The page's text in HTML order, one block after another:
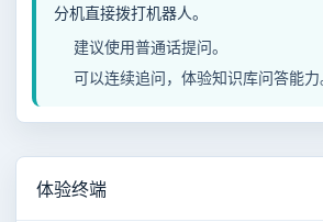
分机直接拨打机器人。
建议使用普通话提问。
可以连续追问，体验知识库问答能力
体验终端